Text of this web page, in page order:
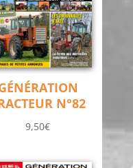
N°82
9,50€